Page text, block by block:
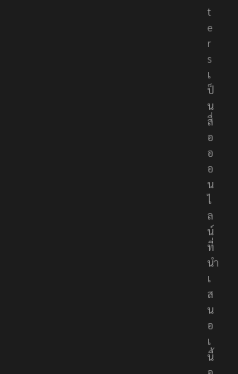
t
e
r
s
เ
ป็
น
สื่
อ
อ
อ
น
ไ
ล
น์
ที่
นำ
เ
ส
น
อ
เ
นื้